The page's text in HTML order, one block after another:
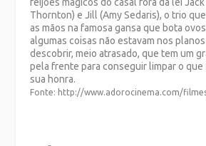
feijões mágicos do casal fora da lei
Thornton) e Jill (Amy Sedaris), o trio
as mãos na famosa gansa que bota
algumas coisas não estavam nos planos
descobrir, meio atrasado, que tem um
pela frente para conseguir limpar o que
sua honra.
Fonte: http://www.adorocinema.com/